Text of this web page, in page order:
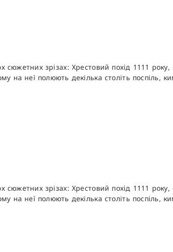
зрізах: Хрестовий похід 1111
на неї полюють декілька століть поспіль,
зрізах: Хрестовий похід 1111
на неї полюють декілька століть поспіль,